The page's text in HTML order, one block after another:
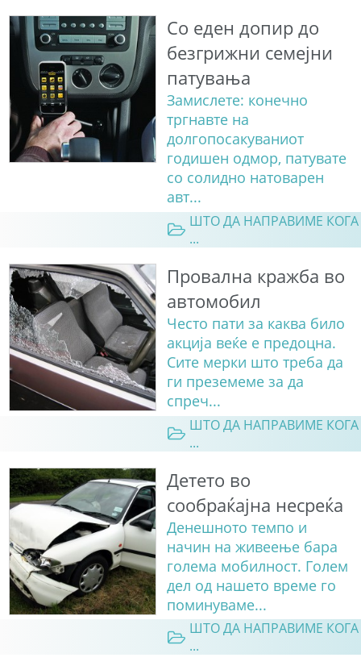
Со еден допир до
безгрижни семејни
патувања
Замислете: конечно
тргнавте на
долгопосакуваниот
годишен одмор, патувате
со солидно натоварен
авт...
ШТО ДА НАПРАВИМЕ КОГА
...
Провална кражба во
автомобил
Често пати за каква било
акција веќе е предоцна.
Сите мерки што треба да
ги преземеме за да
спреч...
ШТО ДА НАПРАВИМЕ КОГА
...
Детето во
сообраќајна несреќа
Денешното темпо и
начин на живеење бара
голема мобилност. Голем
дел од нашето време го
поминуваме...
ШТО ДА НАПРАВИМЕ КОГА
...